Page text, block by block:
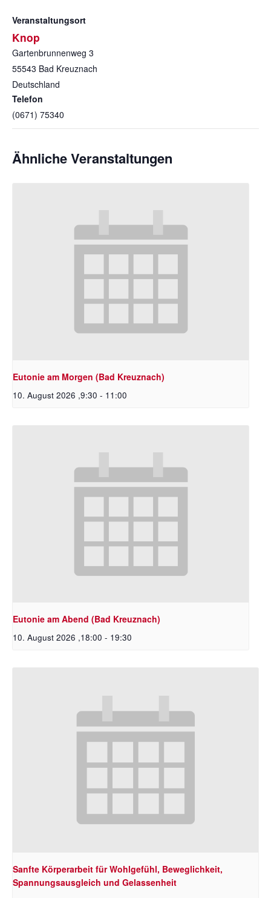
Veranstaltungsort
Knop
Gartenbrunnenweg 3
55543 Bad Kreuznach
Deutschland
Telefon
(0671) 75340
Ähnliche Veranstaltungen
Eutonie am Morgen (Bad Kreuznach)
10. August 2026 ,9:30 - 11:00
Eutonie am Abend (Bad Kreuznach)
10. August 2026 ,18:00 - 19:30
Sanfte Körperarbeit für Wohlgefühl, Beweglichkeit,
Spannungsausgleich und Gelassenheit